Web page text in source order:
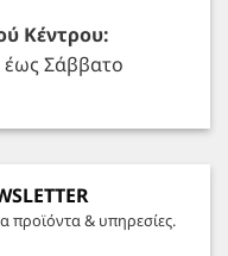
Κέντρου:
Σάββατο
προϊόντα & υπηρεσίες.